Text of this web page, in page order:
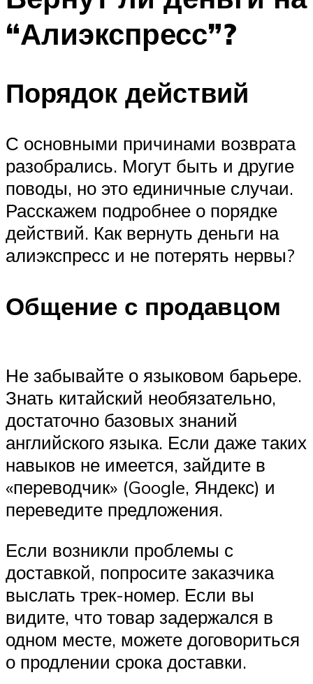
“Алиэкспресс”?
Порядок действий
С основными причинами возврата
разобрались. Могут быть и другие
поводы, но это единичные случаи.
Расскажем подробнее о порядке
действий. Как вернуть деньги на
алиэкспресс и не потерять нервы?
Общение с продавцом
Не забывайте о языковом барьере.
Знать китайский необязательно,
достаточно базовых знаний
английского языка. Если даже таких
навыков не имеется, зайдите в
«переводчик» (Google, Яндекс) и
переведите предложения.
Если возникли проблемы с
доставкой, попросите заказчика
выслать трек-номер. Если вы
видите, что товар задержался в
одном месте, можете договориться
о продлении срока доставки.